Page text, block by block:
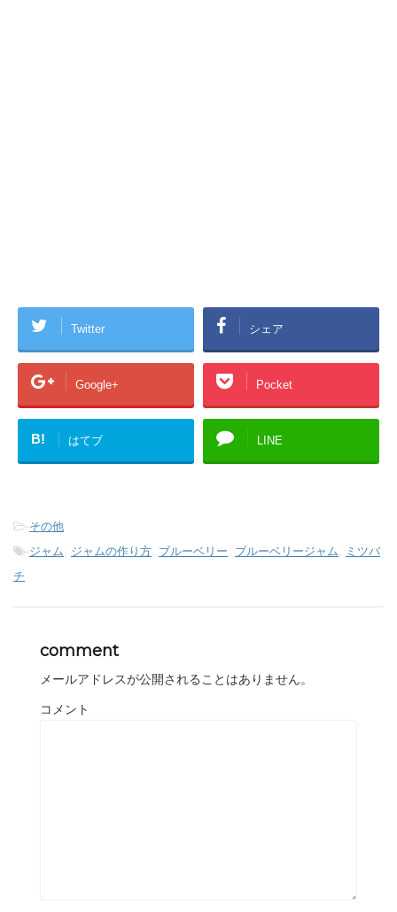
Twitter シェア
Google+ Pocket
B! はてブ LINE
-その他
-ジャム, ジャムの作り方, ブルーベリー, ブルーベリージャム, ミツバ
チ
comment
メールアドレスが公開されることはありません。
コメント